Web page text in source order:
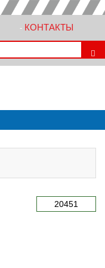
- КОНТАКТЫ
20451